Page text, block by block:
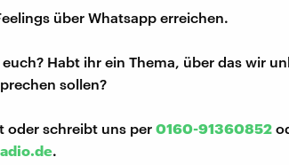
über Whatsapp erreichen.
Habt ihr ein Thema, über das wir
sollen?
oder schreibt uns per 0160-91360852
.